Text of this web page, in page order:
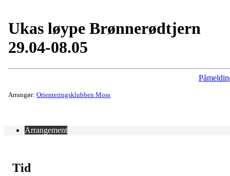
Ukas løype Brønnerødtjern
29.04-08.05
Arrangør: Orienteringsklubben Moss
Arrangement
Tid